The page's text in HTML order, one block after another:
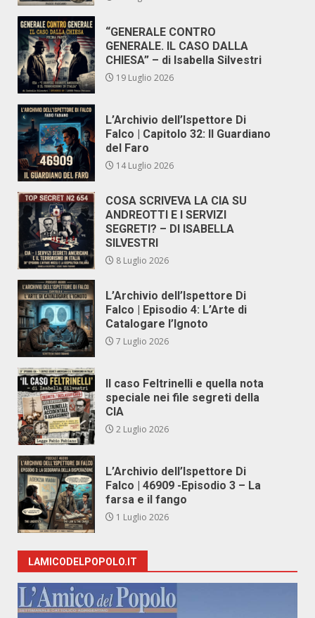
“GENERALE CONTRO
GENERALE. IL CASO DALLA
CHIESA” – di Isabella Silvestri
19 Luglio 2026
L’Archivio dell’Ispettore Di
Falco | Capitolo 32: Il Guardiano
del Faro
14 Luglio 2026
COSA SCRIVEVA LA CIA SU
ANDREOTTI E I SERVIZI
SEGRETI? – DI ISABELLA
SILVESTRI
8 Luglio 2026
L’Archivio dell’Ispettore Di
Falco | Episodio 4: L’Arte di
Catalogare l’Ignoto
7 Luglio 2026
Il caso Feltrinelli e quella nota
speciale nei file segreti della
CIA
2 Luglio 2026
L’Archivio dell’Ispettore Di
Falco | 46909 -Episodio 3 – La
farsa e il fango
1 Luglio 2026
LAMICODELPOPOLO.IT